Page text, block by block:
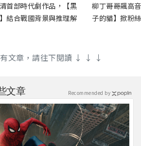
首部時代劇作品，【黑
結合戰國背景與推理解
柳丁哥哥飆高
子的貓】掀粉
文章，請往下閱讀 ↓ ↓ ↓
文章 Recommended by